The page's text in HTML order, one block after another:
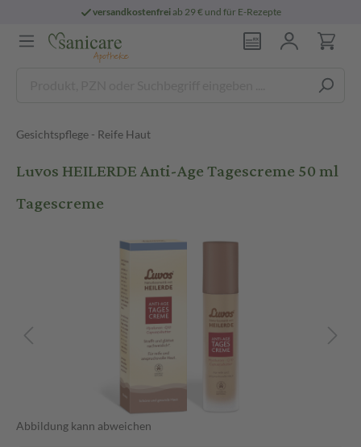
versandkostenfreiab 29 € und für E-Rezepte
Gesichtspflege - Reife Haut
Luvos HEILERDE Anti-Age Tagescreme 50 ml
Tagescreme
Abbildung kann abweichen